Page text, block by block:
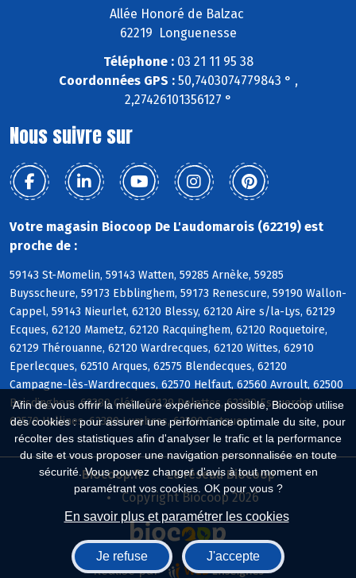
Afin de vous offrir la meilleure expérience possible, Biocoop utilise
des cookies : pour assurer une performance optimale du site, pour
récolter des statistiques afin d'analyser le trafic et la performance
du site et vous proposer une navigation personnalisée en toute
sécurité. Vous pouvez changer d'avis à tout moment en
paramétrant vos cookies. OK pour vous ?
En savoir plus et paramétrer les cookies
Je refuse J'accepte
Allée Honoré de Balzac
62219 Longuenesse
Téléphone :03 21 11 95 38
Coordonnées GPS :50,7403074779843 ° ,
2,27426101356127 °
Nous suivre sur
Votre magasin Biocoop De L'audomarois (62219) est
proche de :
59143 St-Momelin, 59143 Watten, 59285 Arnèke, 59285
Buysscheure, 59173 Ebblinghem, 59173 Renescure, 59190 Wallon-
Cappel, 59143 Nieurlet, 62120 Blessy, 62120 Aire s/la-Lys, 62129
Ecques, 62120 Mametz, 62120 Racquinghem, 62120 Roquetoire,
62129 Thérouanne, 62120 Wardrecques, 62120 Wittes, 62910
Eperlecques, 62510 Arques, 62575 Blendecques, 62120
Campagne-lès-Wardrecques, 62570 Helfaut, 62560 Avroult, 62500
Boisdinghem, 62380 Cléty, 62129 Delettes, 62380 Esquerdes,
62570 Hallines, 62380 Lumbres, 62380 Setques
Biocoop.fr
Le réseau Biocoop
Copyright Biocoop 2026
Réalisé par